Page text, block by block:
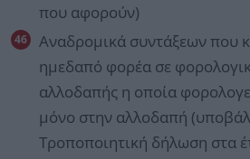
που αφορούν)
Αναδρομικά συντάξεων που
ημεδαπό φορέα σε
αλλοδαπής η οποία
μόνο στην αλλοδαπή
Τροποποιητική δήλωση στα